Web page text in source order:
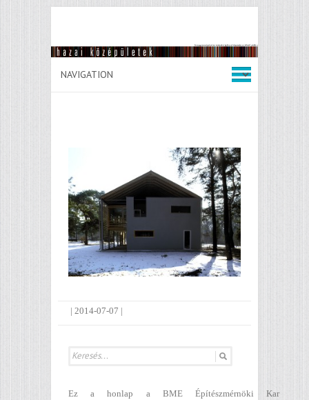
| 2014-07-07 |
Ez a honlap a BME Építészmérnöki Kar